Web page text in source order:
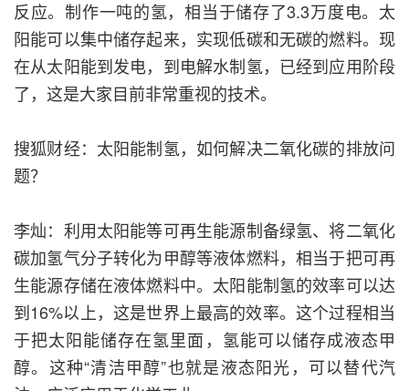
反应。制作一吨的氢，相当于储存了3.3万度电。太
阳能可以集中储存起来，实现低碳和无碳的燃料。现
在从太阳能到发电，到电解水制氢，已经到应用阶段
了，这是大家目前非常重视的技术。
搜狐财经：太阳能制氢，如何解决二氧化碳的排放问
题？
李灿：利用太阳能等可再生能源制备绿氢、将二氧化
碳加氢气分子转化为甲醇等液体燃料，相当于把可再
生能源存储在液体燃料中。太阳能制氢的效率可以达
到16%以上，这是世界上最高的效率。这个过程相当
于把太阳能储存在氢里面，氢能可以储存成液态甲
醇。这种“清洁甲醇”也就是液态阳光，可以替代汽